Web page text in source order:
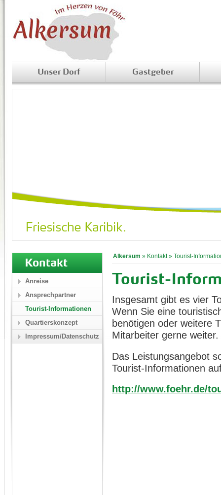
Unser Dorf Gastgeber
Alkersum » Kontakt» Tourist-
Tourist-
Insgesamt gibt es vier
Wenn Sie eine
benötigen oder weitere
Mitarbeiter gerne weiter.
Das Leistungsangebot
Tourist-Informationen
http://www.foehr.de/
Kontakt
Anreise
Ansprechpartner
Tourist-Informationen
Quartierskonzept
Impressum/Datenschutz